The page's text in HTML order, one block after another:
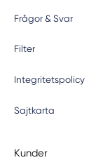
Frågor & Svar
Filter
Integritetspolicy
Sajtkarta
Kunder